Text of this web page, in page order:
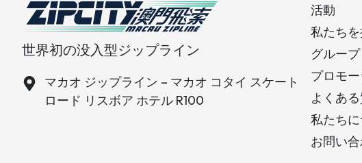
世界初の没入型ジップライン
マカオ ジップライン – マカオ コタイ スケート
ロード リスボア ホテル R100
活動
私たち
グループ
プロモ
よくあ
私たち
お問い